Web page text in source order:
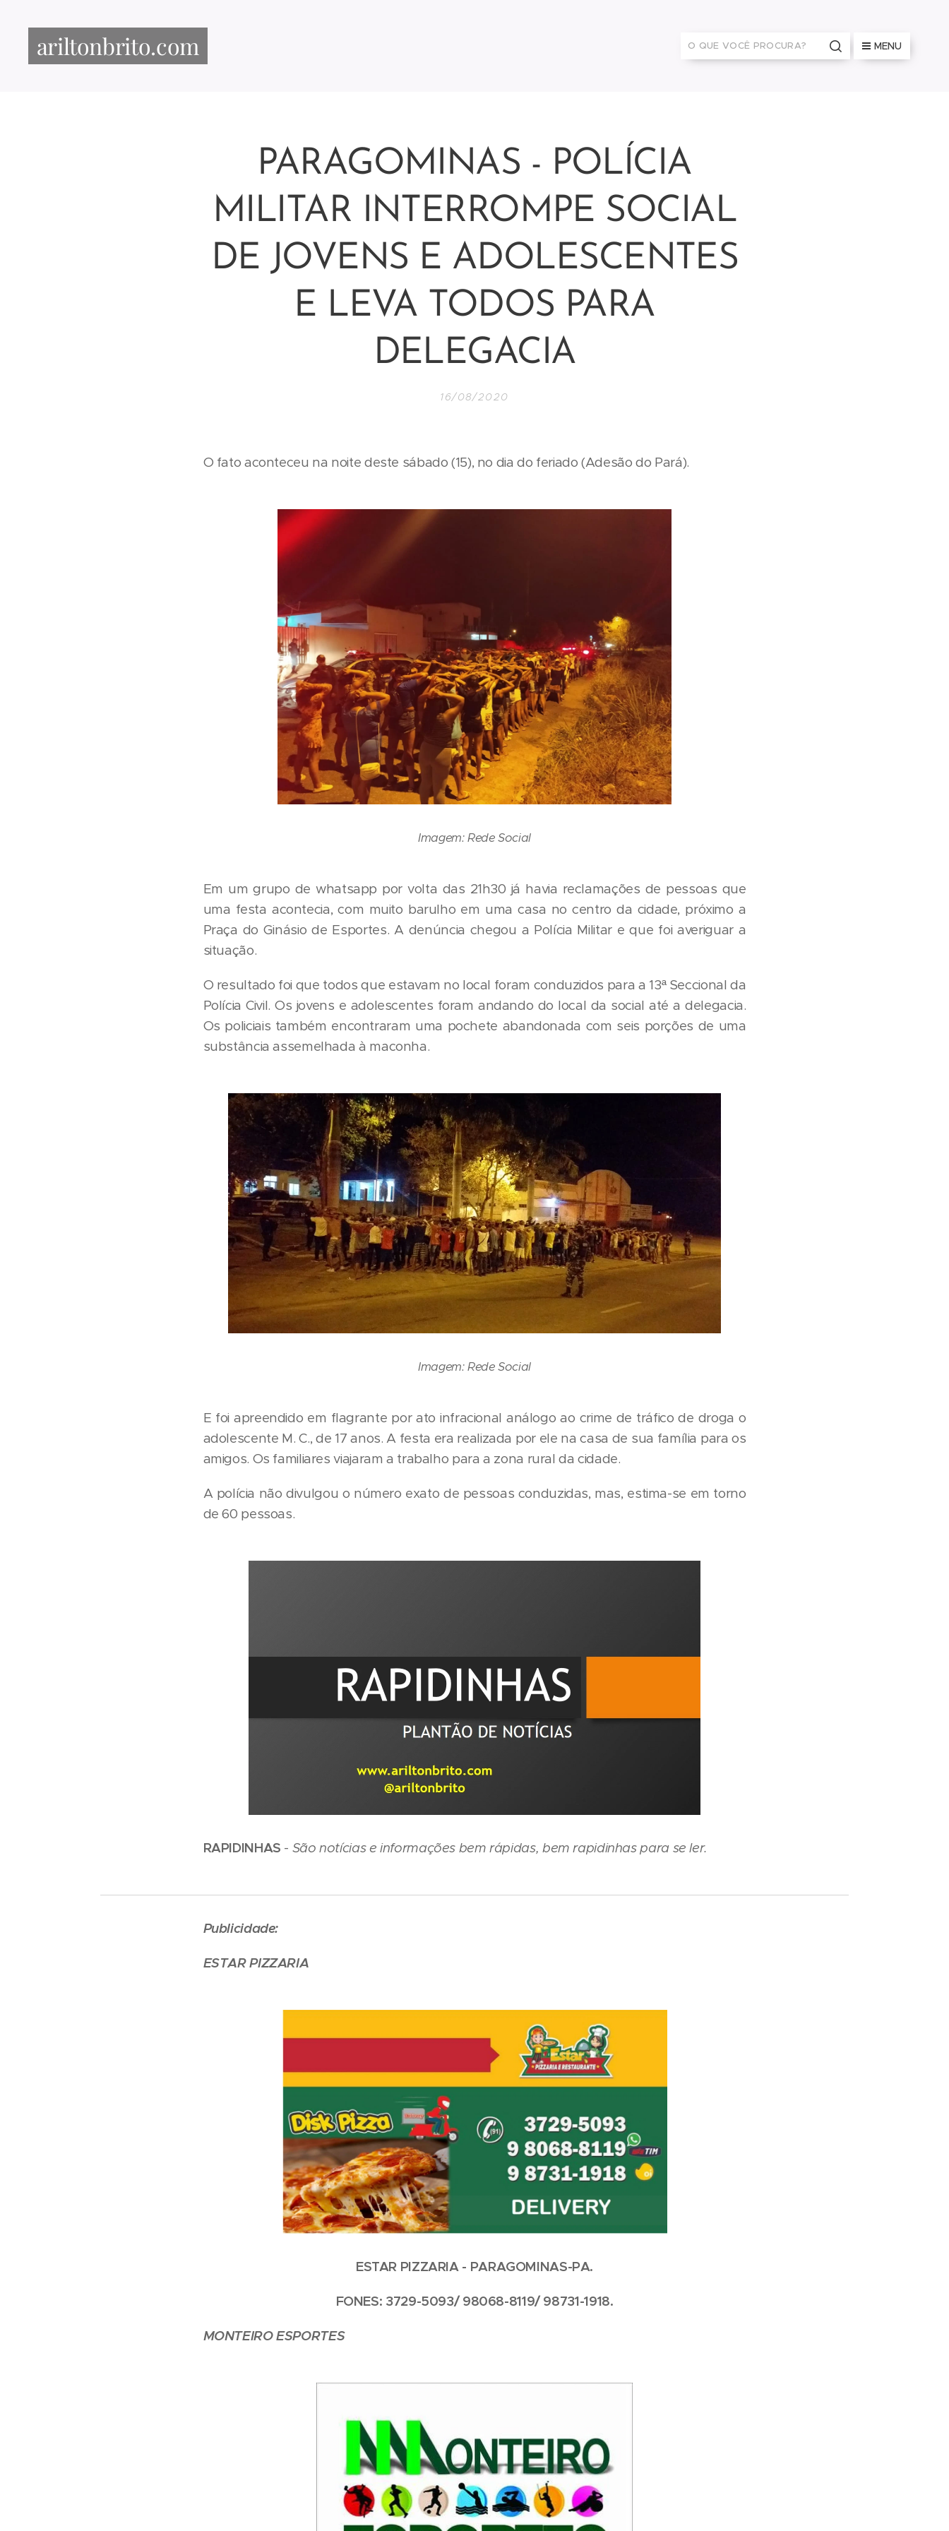
ariltonbrito.com MENU
PARAGOMINAS - POLÍCIA
MILITAR INTERROMPE SOCIAL
DE JOVENS E ADOLESCENTES
E LEVA TODOS PARA
DELEGACIA
16/08/2020
O fato aconteceu na noite deste sábado (15), no dia do feriado (Adesão do Pará).
Imagem: Rede Social
Em um grupo de whatsapp por volta das 21h30 já havia reclamações de pessoas que
uma festa acontecia, com muito barulho em uma casa no centro da cidade, próximo a
Praça do Ginásio de Esportes. A denúncia chegou a Polícia Militar e que foi averiguar a
situação.
O resultado foi que todos que estavam no local foram conduzidos para a 13ª Seccional da
Polícia Civil. Os jovens e adolescentes foram andando do local da social até a delegacia.
Os policiais também encontraram uma pochete abandonada com seis porções de uma
substância assemelhada à maconha.
Imagem: Rede Social
E foi apreendido em flagrante por ato infracional análogo ao crime de tráfico de droga o
adolescente M. C., de 17 anos. A festa era realizada por ele na casa de sua família para os
amigos. Os familiares viajaram a trabalho para a zona rural da cidade.
A polícia não divulgou o número exato de pessoas conduzidas, mas, estima-se em torno
de 60 pessoas.
RAPIDINHAS - São notícias e informações bem rápidas, bem rapidinhas para se ler.
Publicidade:
ESTAR PIZZARIA
ESTAR PIZZARIA - PARAGOMINAS-PA.
FONES: 3729-5093/ 98068-8119/ 98731-1918.
MONTEIRO ESPORTES